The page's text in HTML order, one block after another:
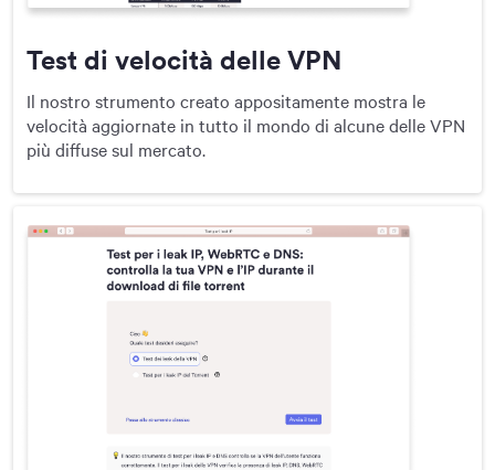
Test di velocità delle VPN
Il nostro strumento creato appositamente mostra le
velocità aggiornate in tutto il mondo di alcune delle VPN
più diffuse sul mercato.